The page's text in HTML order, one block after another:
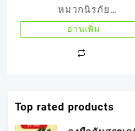
หมวกนิรภัย
TANIZAWA(ญี่ปุ่น) รุ่น
อ่านเพิ่ม
Top rated products